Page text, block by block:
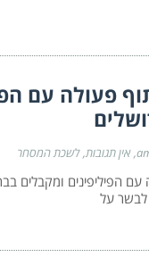
אין תגובות לשכת המסחר
לבשר על